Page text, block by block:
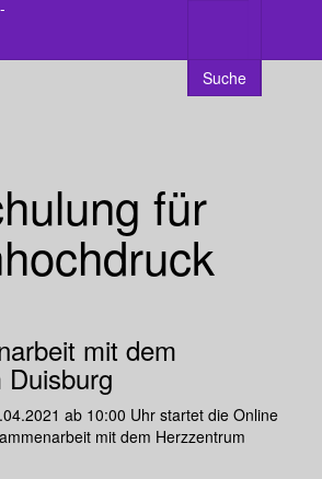
Suche
für
mit dem
Duisburg
ab 10:00 Uhr startet die Online
mit dem Herzzentrum